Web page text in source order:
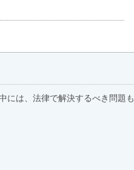
には、法律で解決するべき問題も